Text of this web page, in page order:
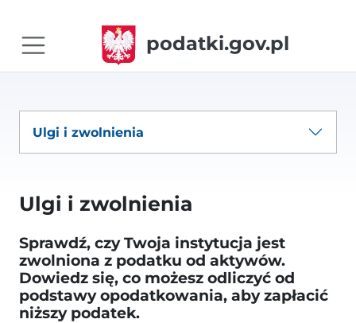
podatki.gov.pl
Ulgi i zwolnienia
Ulgi i zwolnienia
Sprawdź, czy Twoja instytucja jest
zwolniona z podatku od aktywów.
Dowiedz się, co możesz odliczyć od
podstawy opodatkowania, aby zapłacić
niższy podatek.